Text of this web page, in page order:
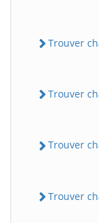
Trouver
Trouver
Trouver
Trouver